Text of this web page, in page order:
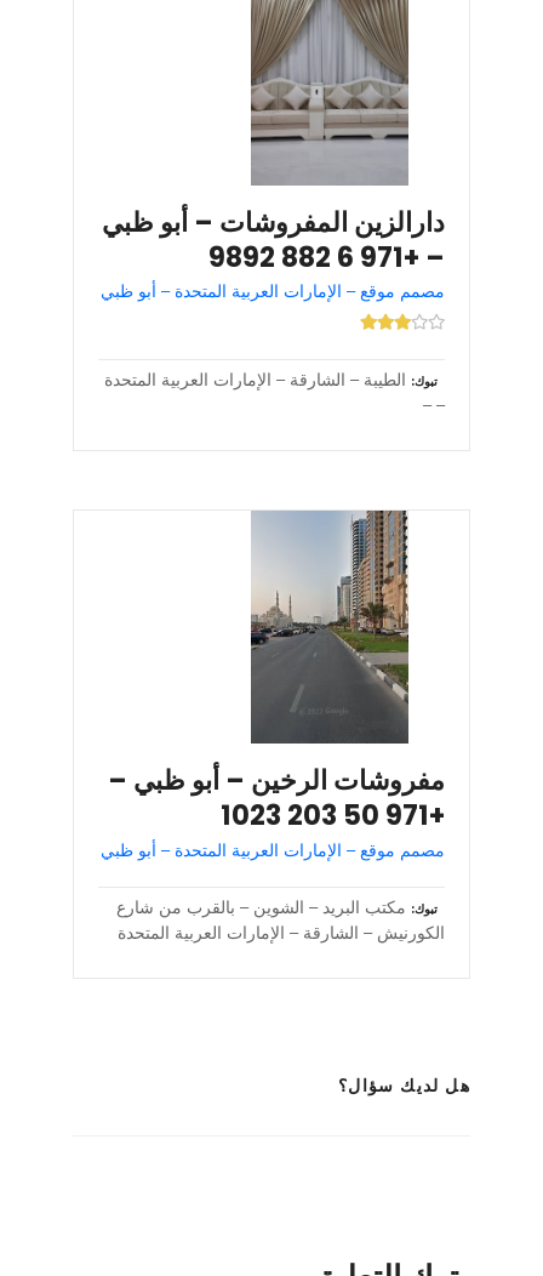
دارالزين المفروشات – أبو ظبي
– +971 6 882 9892
مصمم موقع – الإمارات العربية المتحدة – أبو ظبي
تبوك
الطيبة – الشارقة – الإمارات العربية المتحدة
– –
مفروشات الرخين – أبو ظبي –
+971 50 203 1023
مصمم موقع – الإمارات العربية المتحدة – أبو ظبي
تبوك
مكتب البريد – الشوين – بالقرب من شارع
الكورنيش – الشارقة – الإمارات العربية المتحدة
هل لديك سؤال؟